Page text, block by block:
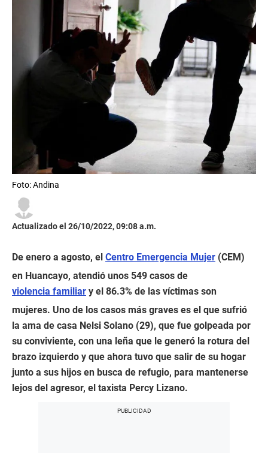
Foto: Andina
Actualizado el 26/10/2022, 09:08 a.m.
De enero a agosto, el Centro Emergencia Mujer (CEM)
en Huancayo, atendió unos 549 casos de
violencia familiar y el 86.3% de las víctimas son
mujeres. Uno de los casos más graves es el que sufrió
la ama de casa Nelsi Solano (29), que fue golpeada por
su conviviente, con una leña que le generó la rotura del
brazo izquierdo y que ahora tuvo que salir de su hogar
junto a sus hijos en busca de refugio, para mantenerse
lejos del agresor, el taxista Percy Lizano.